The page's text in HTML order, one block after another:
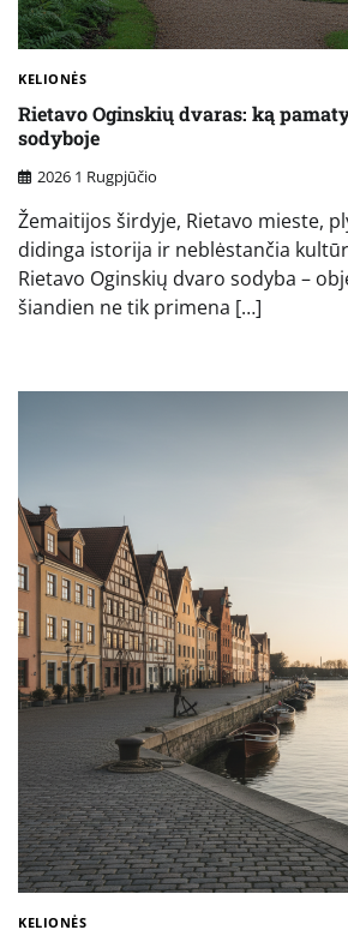
KELIONĖS
Rietavo Oginskių dvaras: ką
sodyboje
2026 1 Rugpjūčio
Žemaitijos širdyje, Rietavo mieste,
didinga istorija ir neblėstančia
Rietavo Oginskių dvaro sodyba –
šiandien ne tik primena […]
KELIONĖS